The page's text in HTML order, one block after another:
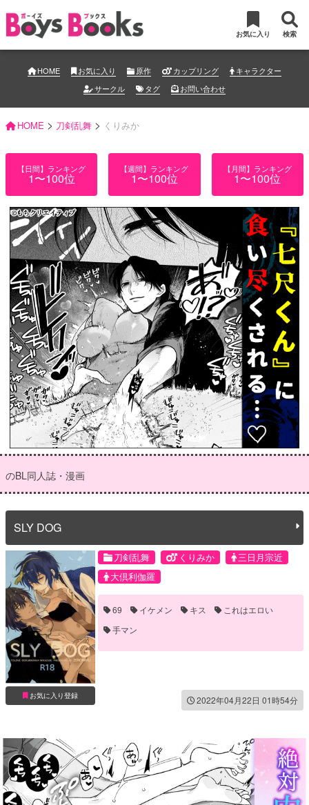
お気に入り 検索
HOME お気に入り 原作 カップリング
キャラクター
サークル
タグ お問い合わせ
HOME > 刀剣乱舞 > くりみか
【日間】ランキング
1〜100位
【週間】ランキング
1〜100位
【月間】ランキング
1〜100位
のBL同人誌・漫画
SLY DOG
お気に入り登録
刀剣乱舞 くりみか
三日月宗近
大倶利伽羅
69 イケメン キス
これはエロい
手マン
2022年04月22日 01時54分